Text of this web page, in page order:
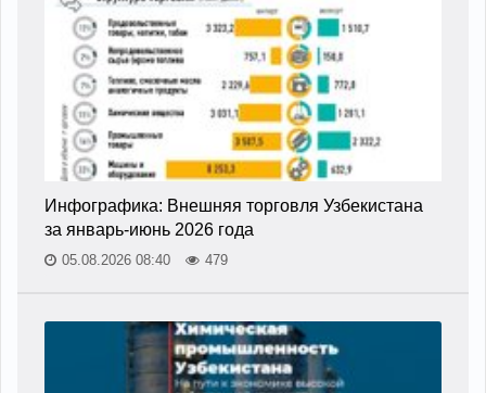
Инфографика: Внешняя торговля Узбекистана
за январь-июнь 2026 года
05.08.2026 08:40 479